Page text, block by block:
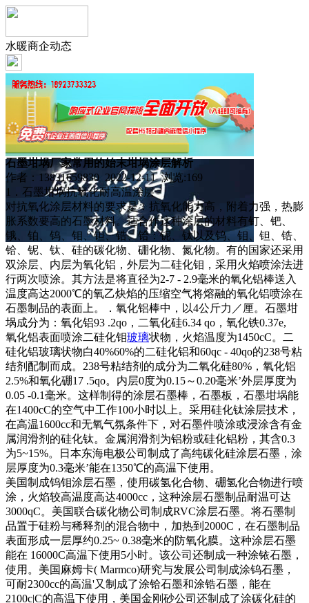
水暖商企动态
石墨坩埚厂家常用的始末坩埚涂层解析
作者：13831659830 2022-12-11 浏览:169
1．石墨坩埚抗氧化耐高温涂层
对抗氧化涂层材料的要求是：抗氧化能力高，附着力强，热膨
胀系数要高的石墨材料。适合作这种涂层的材料有钉、钯、
锇、铂、钨、钼、钽、锆、铪：铌、钛以及钨、钼、钽、锆、
铪、铌、钛、硅的碳化物、硼化物、氮化物。有的国家还采用
双涂层、内层为氧化铝，外层为二硅化钼，采用火焰喷涂法进
行两次喷涂。其方法是将直径为2-7 - 2.9毫米的氧化铝棒送入
温度高达2000℃的氧乙炔焰的压缩空气将熔融的氧化铝喷涂在
石墨制品的表面上。．氧化铝棒中，以4公斤力／厘。石墨坩
埚成分为：氧化铝93 .2qo，二氧化硅6.34 qo，氧化铁0.37e,
氧化铝表面喷涂二硅化钼玻璃状物，火焰温度为1450cC。二
硅化铝玻璃状物白40%60%的二硅化铝和60qc - 40qo的238号粘
结剂配制而成。238号粘结剂的成分为二氧化硅80%，氧化铝
2.5%和氧化硼17 .5qo。内层0度为0.15～0.20毫米’外层厚度为
0.05 -0.1毫米。这样制得的涂层石墨棒，石墨板，石墨坩埚能
在1400cC的空气中工作100小时以上。采用硅化钛涂层技术，
在高温1600cc和无氧气氛条件下，对石墨件喷涂或浸涂含有金
属润滑剂的硅化钛。金属润滑剂为铝粉或硅化铝粉，其含0.3
为5~15%。日本东海电极公司制成了高纯碳化硅涂层石墨，涂
层厚度为0.3毫米’能在1350℃的高温下使用。
美国制成钨钼涂层石墨，使用碳氢化合物、硼氢化合物进行喷
涂，火焰较高温度高达4000cc，这种涂层石墨制品耐温可达
3000qC。美国联合碳化物公司制成RVC涂层石墨。将石墨制
品置于硅粉与稀释剂的混合物中，加热到2000C，在石墨制品
表面形成一层厚约0.25~ 0.38毫米的防氧化膜。这种涂层石墨
能在 16000C高温下使用5小时。该公司还制成一种涂铱石墨，
使用。美国麻姆卡( Marmco)研究与发展公司制成涂钨石墨，
可耐2300cc的高温'又制成了涂铪石墨和涂锆石墨，能在
2100c|C的高温下使用，美国金刚砂公司还制成了涂碳化硅的